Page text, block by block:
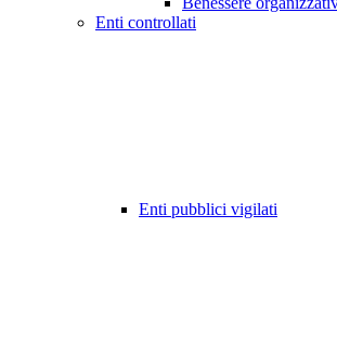
Enti controllati
Enti pubblici vigilati